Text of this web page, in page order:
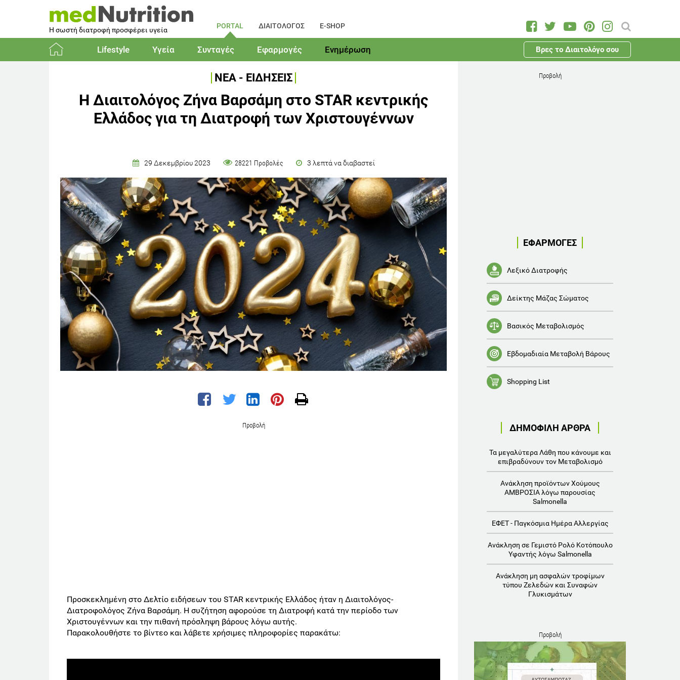
Η σωστή διατροφή προσφέρει υγεία PORTAL ΔΙΑΙΤΟΛΟΓΟΣ E-SHOP
Lifestyle Υγεία Συνταγές Εφαρμογές Ενημέρωση Βρες το Διαιτολόγο σου
ΝΕΑ - ΕΙΔΗΣΕΙΣ
Η Διαιτολόγος Ζήνα Βαρσάμη στο STAR κεντρικής
Ελλάδος για τη Διατροφή των Χριστουγέννων
29 Δεκεμβρίου 2023 28221 Προβολές 3 λεπτά να διαβαστεί
Προβολή
Προσκεκλημένη στο Δελτίο ειδήσεων του STAR κεντρικής Ελλάδος ήταν η Διαιτολόγος-
Διατροφολόγος Ζήνα Βαρσάμη. Η συζήτηση αφορούσε τη Διατροφή κατά την περίοδο των
Χριστουγέννων και την πιθανή πρόσληψη βάρους λόγω αυτής.
Παρακολουθήστε το βίντεο και λάβετε χρήσιμες πληροφορίες παρακάτω:
Προβολή
ΔΗΜΟΦΙΛΗ ΑΡΘΡΑ
Τα μεγαλύτερα Λάθη που κάνουμε και
επιβραδύνουν τον Μεταβολισμό
Ανάκληση προϊόντων Χούμους
ΑΜΒΡΟΣΙΑ λόγω παρουσίας
Salmonella
ΕΦΕΤ - Παγκόσμια Ημέρα Αλλεργίας
Ανάκληση σε Γεμιστό Ρολό Κοτόπουλο
Υφαντής λόγω Salmonella
Ανάκληση μη ασφαλών τροφίμων
τύπου Ζελεδών και Συναφών
Γλυκισμάτων
ΕΦΑΡΜΟΓΕΣ
Λεξικό Διατροφής
Δείκτης Μάζας Σώματος
Βασικός Μεταβολισμός
Εβδομαδιαία Μεταβολή Βάρους
Shopping List
Προβολή